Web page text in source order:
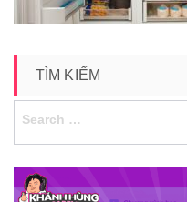
TÌM KIẾM
Search